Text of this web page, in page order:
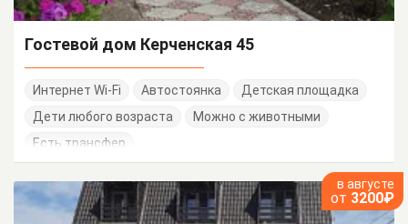
Гостевой дом Керченская 45
Интернет Wi-Fi Автостоянка
Детская площадка
Дети любого возраста
Можно с животными
Есть трансфер
в августе
от 3200₽